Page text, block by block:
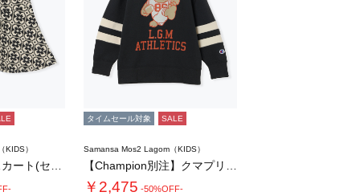
KIDS）
タイムセール対象 SALE
Samansa Mos2 Lagom（KIDS）
￥2,475 -50%OFF-